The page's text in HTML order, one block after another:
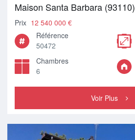
Maison Santa Barbara (93110)
Prix 12 540 000 €
Référence
50472
Chambres
6
Voir Plus